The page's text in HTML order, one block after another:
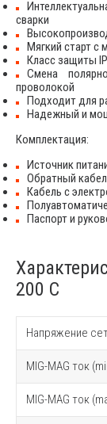
сварки
Мягкий старт с
Класс защиты
Смена
проволокой
Подходит для
Надежный и
Комплектация:
Источник
Обратный
Кабель с
Паспорт и
200 C
Напряжение
MIG-MAG ток
MIG-MAG ток